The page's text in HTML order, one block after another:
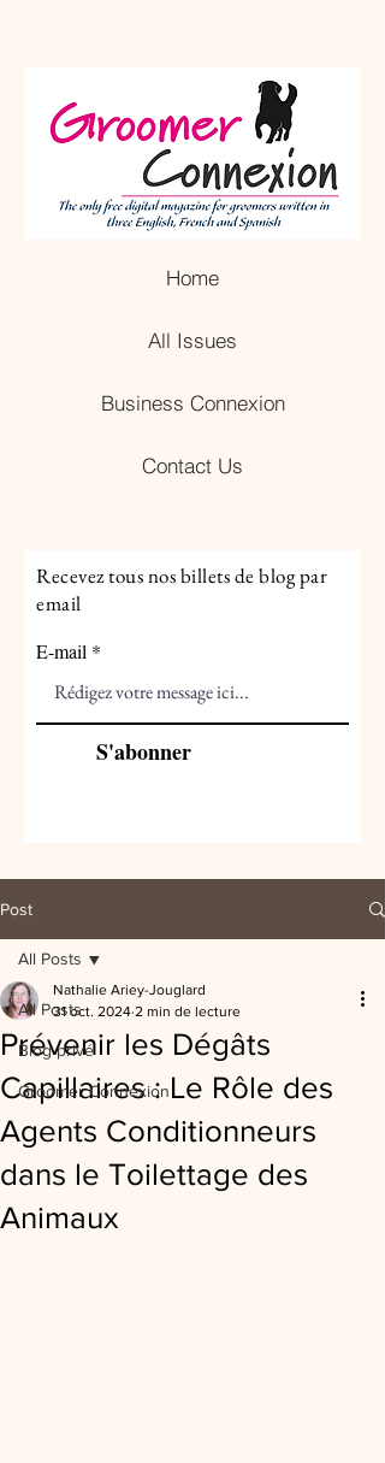
Home
All Issues
Business Connexion
Contact Us
Recevez tous nos billets de blog par
email
E-mail
S'abonner
Post
All Posts
Blog privé
Groomer Connexion
All Posts
Prévenir les Dégâts
Capillaires : Le Rôle des
Agents Conditionneurs
dans le Toilettage des
Animaux
Nathalie Ariey-Jouglard
31 oct. 2024 2 min de lecture